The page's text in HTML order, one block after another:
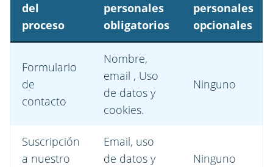
del
proceso
personales
obligatorios
personales
opcionales
Formulario
de
contacto
Nombre,
email , Uso
de datos y
cookies.
Ninguno
Suscripción
a nuestro
Email, uso
de datos y
Ninguno